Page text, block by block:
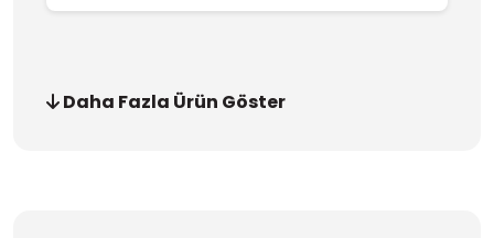
Daha Fazla Ürün Göster